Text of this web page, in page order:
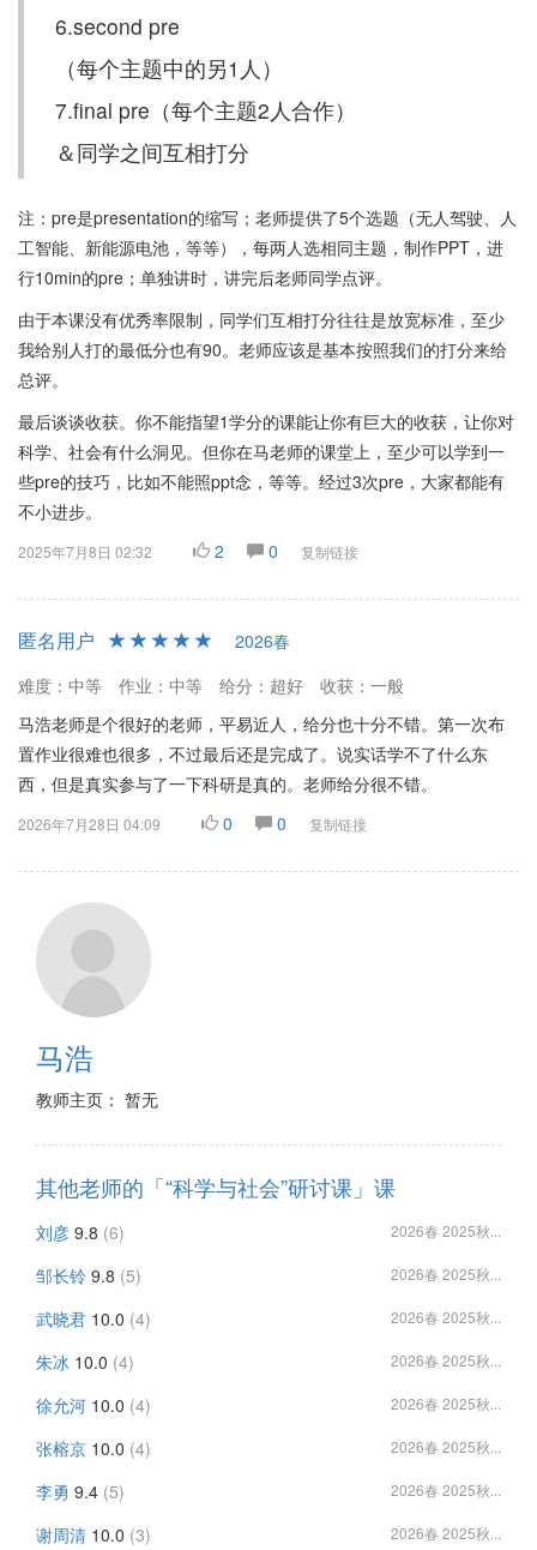
6.second pre
（每个主题中的另1人）
7.final pre（每个主题2人合作）
＆同学之间互相打分
注：pre是presentation的缩写；老师提供了5个选题（无人驾驶、人
工智能、新能源电池，等等），每两人选相同主题，制作PPT，进
行10min的pre；单独讲时，讲完后老师同学点评。
由于本课没有优秀率限制，同学们互相打分往往是放宽标准，至少
我给别人打的最低分也有90。老师应该是基本按照我们的打分来给
总评。
最后谈谈收获。你不能指望1学分的课能让你有巨大的收获，让你对
科学、社会有什么洞见。但你在马老师的课堂上，至少可以学到一
些pre的技巧，比如不能照ppt念，等等。经过3次pre，大家都能有
不小进步。
2025年7月8日 02:32 2 0 复制链接
匿名用户
2026春
难度：中等
作业：中等 给分：超好
收获：一般
马浩老师是个很好的老师，平易近人，给分也十分不错。第一次布
置作业很难也很多，不过最后还是完成了。说实话学不了什么东
西，但是真实参与了一下科研是真的。老师给分很不错。
2026年7月28日 04:09 0 0 复制链接
马浩
教师主页： 暂无
其他老师的「“科学与社会”研讨课」课
刘彦 9.8 (6) 2026春 2025秋...
邹长铃 9.8 (5) 2026春 2025秋...
武晓君 10.0 (4) 2026春 2025秋...
朱冰 10.0 (4) 2026春 2025秋...
徐允河 10.0 (4) 2026春 2025秋...
张榕京 10.0 (4) 2026春 2025秋...
李勇 9.4 (5) 2026春 2025秋...
谢周清 10.0 (3) 2026春 2025秋...